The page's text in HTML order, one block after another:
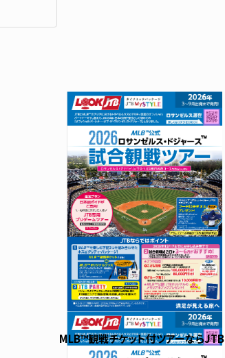
MLB™観戦チケット付ツアーならJTB